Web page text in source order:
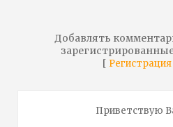
Добавлять
[ Регистрация
Приветствую